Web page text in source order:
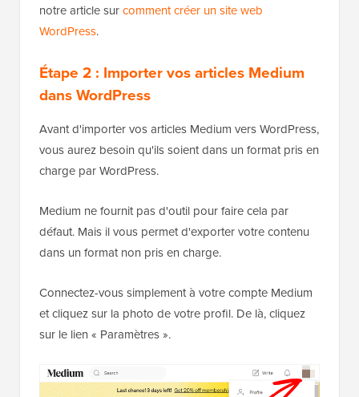
notre article surcomment créer un site web
WordPress.
Étape 2 : Importer vos articles Medium
dans WordPress
Avant d'importer vos articles Medium vers WordPress,
vous aurez besoin qu'ils soient dans un format pris en
charge par WordPress.
Medium ne fournit pas d'outil pour faire cela par
défaut. Mais il vous permet d'exporter votre contenu
dans un format non pris en charge.
Connectez-vous simplement à votre compte Medium
et cliquez sur la photo de votre profil. De là, cliquez
sur le lien « Paramètres ».